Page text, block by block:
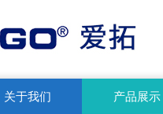
关于我们 产品展示